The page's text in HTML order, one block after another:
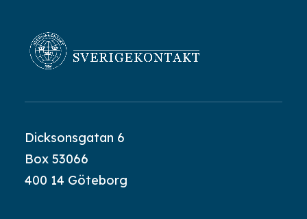
Dicksonsgatan 6
Box 53066
400 14 Göteborg